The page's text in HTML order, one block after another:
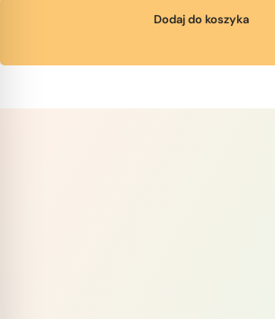
Dodaj do koszyka